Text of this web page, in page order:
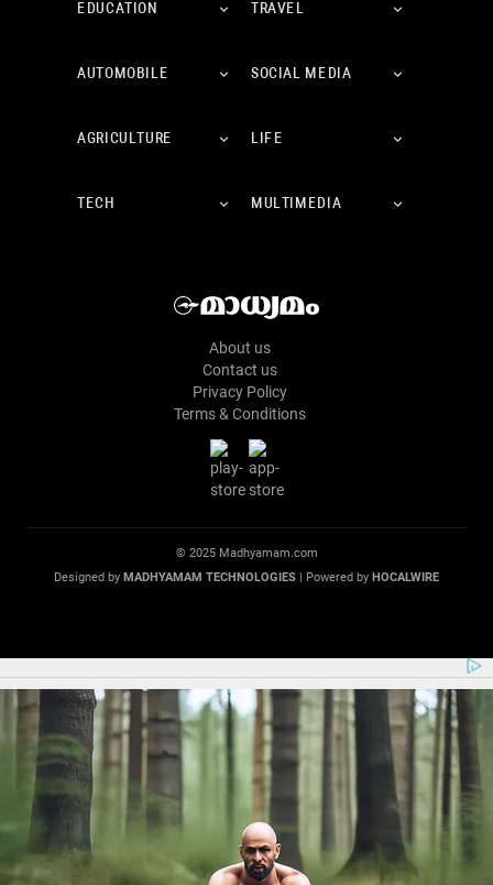
EDUCATION TRAVEL
AUTOMOBILE SOCIAL MEDIA
AGRICULTURE LIFE
TECH MULTIMEDIA
About us
Contact us
Privacy Policy
Terms & Conditions
© 2025 Madhyamam.com
Designed by MADHYAMAM TECHNOLOGIES | Powered by HOCALWIRE